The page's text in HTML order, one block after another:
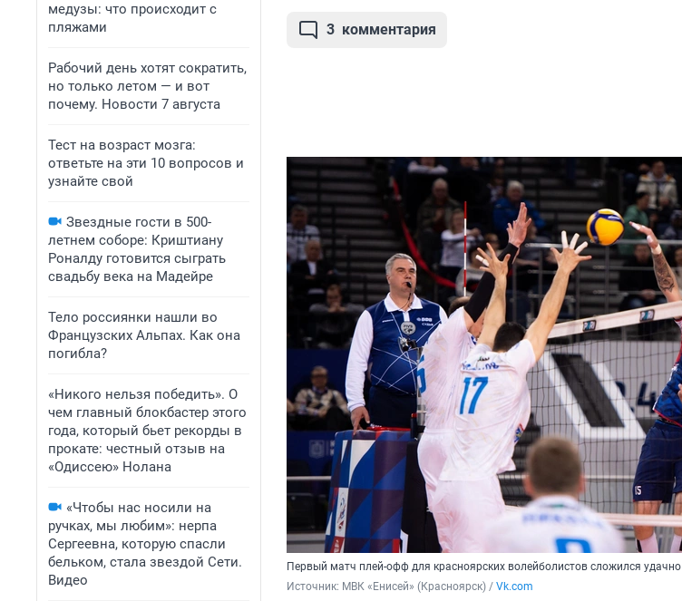
медузы: что происходит с
пляжами
Рабочий день хотят сократить,
но только летом — и вот
почему. Новости 7 августа
Тест на возраст мозга:
ответьте на эти 10 вопросов и
узнайте свой
Звездные гости в 500-
летнем соборе: Криштиану
Роналду готовится сыграть
свадьбу века на Мадейре
Тело россиянки нашли во
Французских Альпах. Как она
погибла?
«Никого нельзя победить». О
чем главный блокбастер этого
года, который бьет рекорды в
прокате: честный отзыв на
«Одиссею» Нолана
«Чтобы нас носили на
ручках, мы любим»: нерпа
Сергеевна, которую спасли
бельком, стала звездой Сети.
Видео
3 комментария
Первый матч плей-офф для красноярских волейболистов сложился удачно
Источник: МВК «Енисей» (Красноярск) / Vk.com